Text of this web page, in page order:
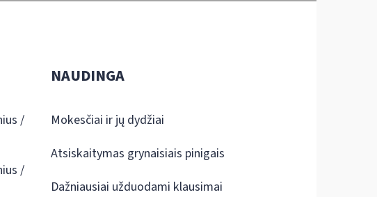
/
/
NAUDINGA
Mokesčiai ir jų dydžiai
Atsiskaitymas grynaisiais pinigais
Dažniausiai užduodami klausimai